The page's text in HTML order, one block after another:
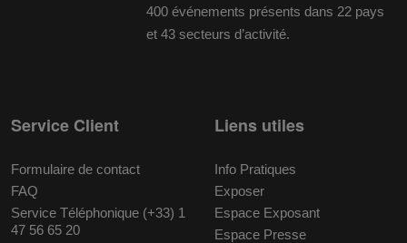
400 événements présents dans 22 pays
et 43 secteurs d’activité.
Service Client
Formulaire de contact
FAQ
Service Téléphonique (+33) 1
47 56 65 20
Liens utiles
Info Pratiques
Exposer
Espace Exposant
Espace Presse